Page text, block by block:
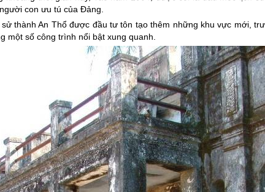
con ưu tú của Đảng.
thành An Thổ được đầu tư tôn tạo thêm những khu vực mới,
một số công trình nổi bật xung quanh.